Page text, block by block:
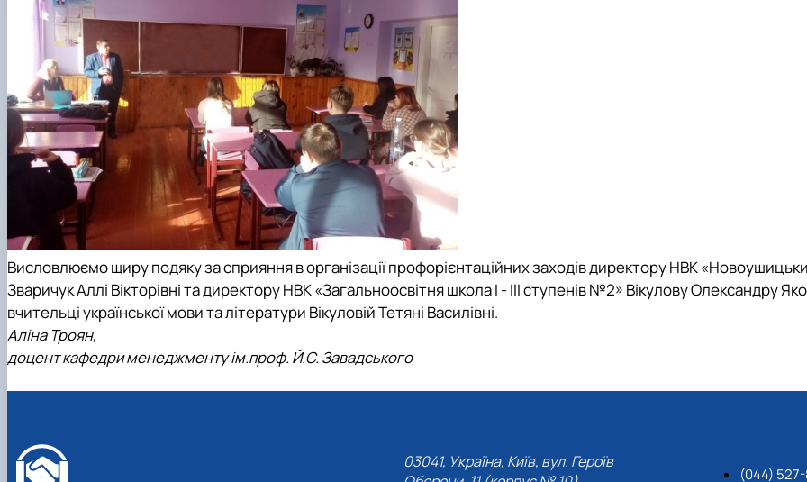
Висловлюємо щиру подяку за сприяння в організації профорієнтаційних заходів директору НВК
Зваричук Аллі Вікторівні та директору НВК «Загальноосвітня школа І - ІІІ ступенів №2» Вікулову Олександру
вчительці української мови та літератури Вікуловій Тетяні Василівні.
Аліна Троян,
доцент кафедри менеджменту ім.проф. Й.С. Завадського
03041, Україна, Київ, вул. Героїв
(044)